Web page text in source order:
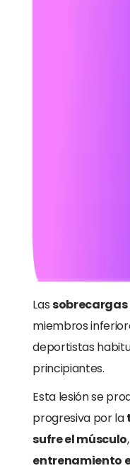
Las
miembros
deportistas
principiantes.
Esta lesión se
progresiva por la
sufre el músculo
entrenamiento